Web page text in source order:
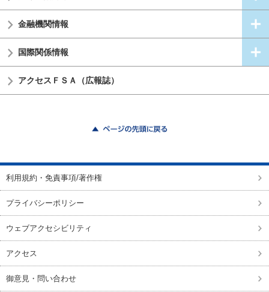
金融機関情報
国際関係情報
アクセスＦＳＡ（広報誌）
利用規約・免責事項/著作権
プライバシーポリシー
ウェブアクセシビリティ
アクセス
御意見・問い合わせ